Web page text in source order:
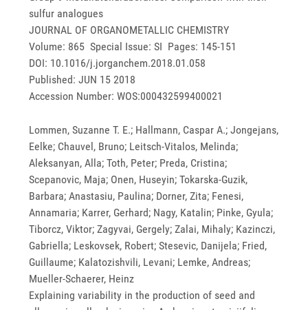
sulfur analogues
JOURNAL OF ORGANOMETALLIC CHEMISTRY
Volume: 865 Special Issue: SI Pages: 145-151
DOI: 10.1016/j.jorganchem.2018.01.058
Published: JUN 15 2018
Accession Number: WOS:000432599400021
Lommen, Suzanne T. E.; Hallmann, Caspar A.; Jongejans,
Eelke; Chauvel, Bruno; Leitsch-Vitalos, Melinda;
Aleksanyan, Alla; Toth, Peter; Preda, Cristina;
Scepanovic, Maja; Onen, Huseyin; Tokarska-Guzik,
Barbara; Anastasiu, Paulina; Dorner, Zita; Fenesi,
Annamaria; Karrer, Gerhard; Nagy, Katalin; Pinke, Gyula;
Tiborcz, Viktor; Zagyvai, Gergely; Zalai, Mihaly; Kazinczi,
Gabriella; Leskovsek, Robert; Stesevic, Danijela; Fried,
Guillaume; Kalatozishvili, Levani; Lemke, Andreas;
Mueller-Schaerer, Heinz
Explaining variability in the production of seed and